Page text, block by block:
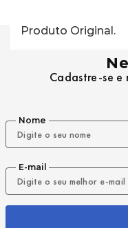
Produto Original.
Cadastre-se e
Nome
E-mail